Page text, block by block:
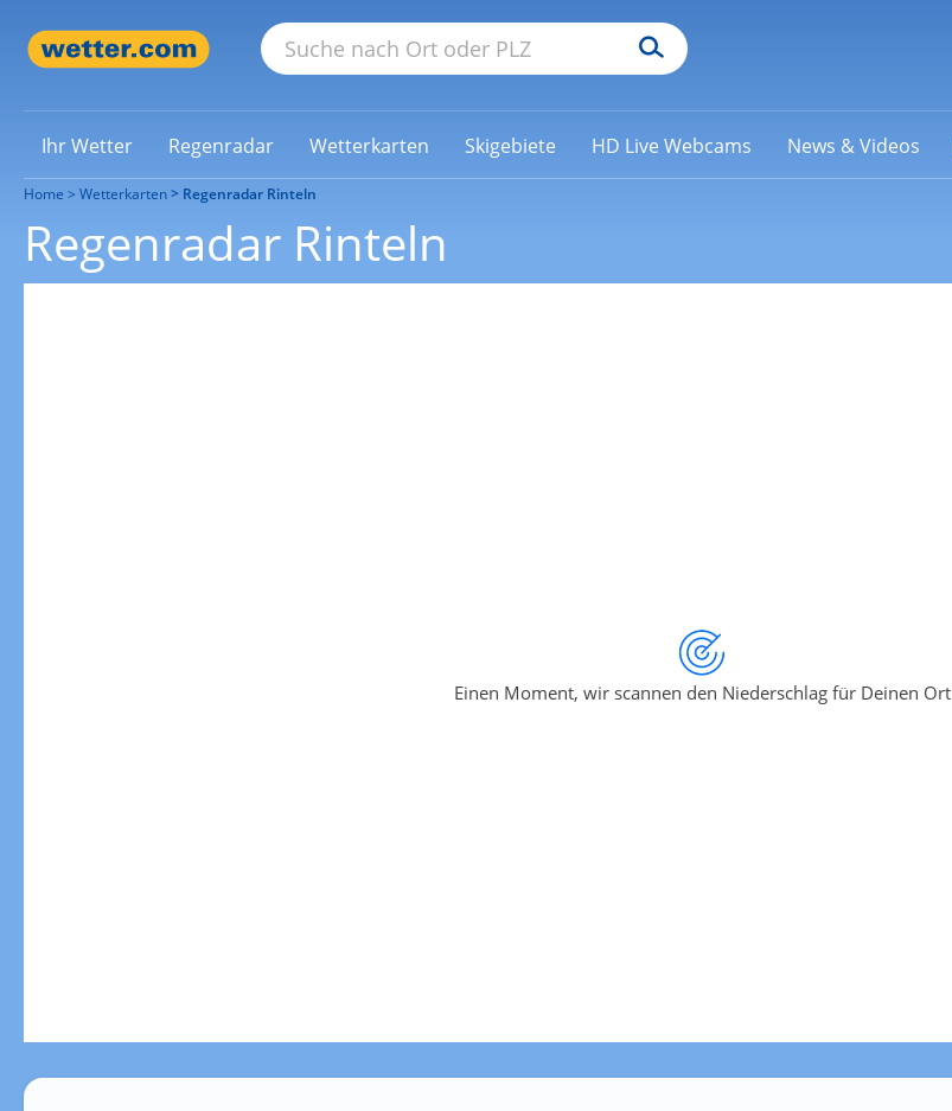
Ihr Wetter Regenradar Wetterkarten Skigebiete HD Live Webcams News & Videos
Home Wetterkarten Regenradar Rinteln
Regenradar Rinteln
Einen Moment, wir scannen den Niederschlag für Deinen Ort